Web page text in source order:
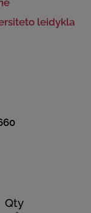
leidykla
Qty